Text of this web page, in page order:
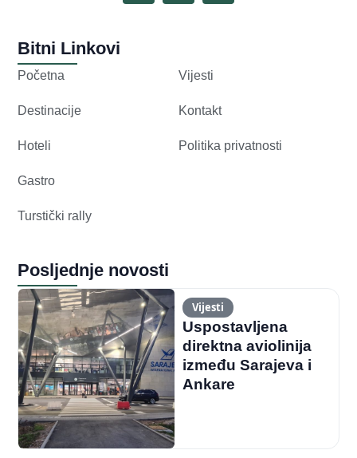
Bitni Linkovi
Početna
Destinacije
Hoteli
Gastro
Turstički rally
Vijesti
Kontakt
Politika privatnosti
Posljednje novosti
Vijesti
Uspostavljena
direktna aviolinija
između Sarajeva i
Ankare